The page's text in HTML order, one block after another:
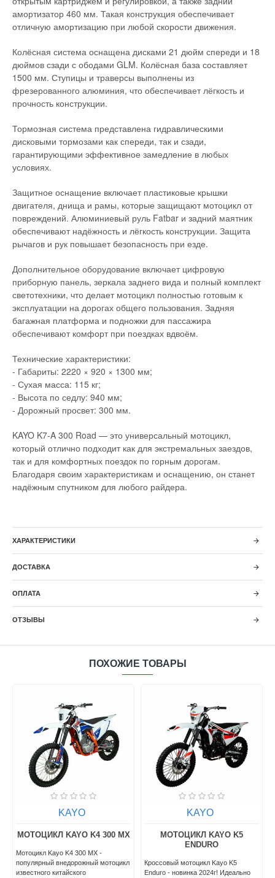
амортизатор 460 мм. Такая конструкция обеспечивает
отличную амортизацию при любой скорости движения.
Колёсная система оснащена дисками 21 дюйм спереди и 18
дюймов сзади с ободами GLM. Колёсная база составляет
1500 мм. Ступицы и траверсы выполнены из
фрезерованного алюминия, что обеспечивает лёгкость и
прочность конструкции.
Тормозная система представлена гидравлическими
дисковыми тормозами как спереди, так и сзади,
гарантирующими эффективное замедление в любых
условиях.
Защитное оснащение включает пластиковые крышки
двигателя, днища и рамы, которые защищают мотоцикл от
повреждений. Алюминиевый руль Fatbar и задний маятник
обеспечивают надёжность и лёгкость конструкции. Защита
рычагов и рук повышает безопасность при езде.
Дополнительное оборудование включает цифровую
приборную панель, зеркала заднего вида и полный комплект
светотехники, что делает мотоцикл полностью готовым к
эксплуатации на дорогах общего пользования. Задняя
багажная платформа и подножки для пассажира
обеспечивают комфорт при поездках вдвоём.
Технические характеристики:
- Габариты: 2220 × 920 × 1300 мм;
- Сухая масса: 115 кг;
- Высота по седлу: 940 мм;
- Дорожный просвет: 300 мм.
KAYO K7-A 300 Road — это универсальный мотоцикл,
который отлично подходит как для экстремальных заездов,
так и для комфортных поездок по горным дорогам.
Благодаря своим характеристикам и оснащению, он станет
надёжным спутником для любого райдера.
ХАРАКТЕРИСТИКИ
ДОСТАВКА
ОПЛАТА
ОТЗЫВЫ
ПОХОЖИЕ ТОВАРЫ
KAYO
МОТОЦИКЛ KAYO K4 300 MX
Мотоцикл Kayo K4 300 MX -
популярный внедорожный мотоцикл
известного китайского
KAYO
МОТОЦИКЛ KAYO K5
ENDURO
Кроссовый мотоцикл Kayo K5
Enduro - новинка 2024г! Идеально